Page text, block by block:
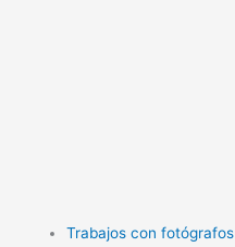
Trabajos con fotógrafos